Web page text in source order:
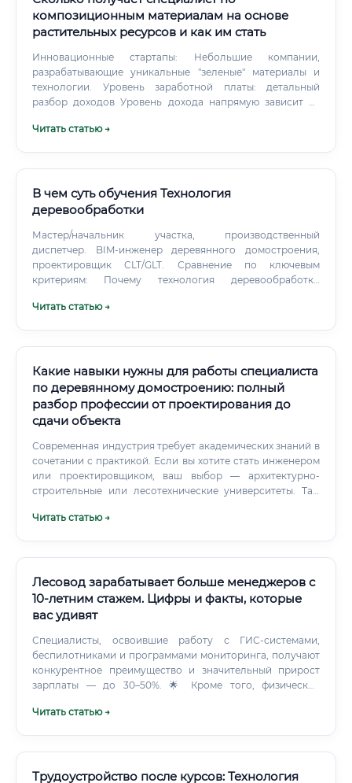
композиционным материалам на основе
растительных ресурсов и как им стать
Инновационные стартапы: Небольшие компании,
разрабатывающие уникальные "зеленые" материалы и
технологии. Уровень заработной платы: детальный
разбор доходов Уровень дохода напрямую зависит от
Наиболее высокие зарплаты предлагают в крупных
Читать статью →
В чем суть обучения Технология
деревообработки
Мастер/начальник участка, производственный
диспетчер. BIM‑инженер деревянного домостроения,
проектировщик CLT/GLT. Сравнение по ключевым
критериям: Почему технология деревообработки
предприятия: нормы, ТП, раскрой, качество.
Читать статью →
Какие навыки нужны для работы специалиста
по деревянному домостроению: полный
разбор профессии от проектирования до
сдачи объекта
Современная индустрия требует академических знаний в
сочетании с практикой. Если вы хотите стать инженером
или проектировщиком, ваш выбор — архитектурно-
строительные или лесотехнические университеты. Там
механику, химию древесины и основы проектирования.
Читать статью →
Лесовод зарабатывает больше менеджеров с
10-летним стажем. Цифры и факты, которые
вас удивят
Специалисты, освоившие работу с ГИС-системами,
беспилотниками и программами мониторинга, получают
конкурентное преимущество и значительный прирост
зарплаты — до 30–50%. 🌟 Кроме того, физическое
местности, управление командами при тушении пожаров
Читать статью →
Трудоустройство после курсов: Технология